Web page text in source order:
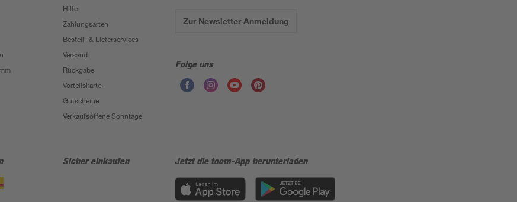
Hilfe
Zahlungsarten
Bestell- & Lieferservices
Versand
Rückgabe
Vorteilskarte
Gutscheine
Verkaufsoffene Sonntage
Zur Newsletter Anmeldung
Folge uns
Sicher einkaufen Jetzt die toom-App herunterladen